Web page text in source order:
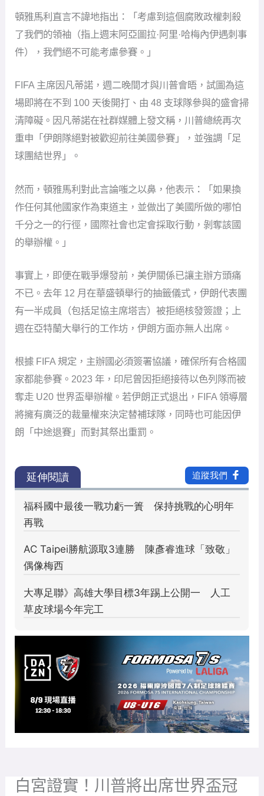
頓雅馬利直言不諱地指出：「考慮到這個腐敗政權刺殺
了我們的領袖（指上週末阿亞圖拉·阿里·哈梅內伊遇刺事
件），我們絕不可能考慮參賽。」
FIFA 主席因凡蒂諾，週二晚間才與川普會晤，試圖為這
場即將在不到 100 天後開打、由 48 支球隊參與的盛會掃
清障礙。因凡蒂諾在社群媒體上發文稱，川普總統再次
重申「伊朗隊絕對被歡迎前往美國參賽」，並強調「足
球團結世界」。
然而，頓雅馬利對此言論嗤之以鼻，他表示：「如果換
作任何其他國家作為東道主，並做出了美國所做的哪怕
千分之一的行徑，國際社會也定會採取行動，剝奪該國
的舉辦權。」
事實上，即便在戰爭爆發前，美伊關係已讓主辦方頭痛
不已。去年 12 月在華盛頓舉行的抽籤儀式，伊朗代表團
有一半成員（包括足協主席塔吉）被拒絕核發簽證；上
週在亞特蘭大舉行的工作坊，伊朗方面亦無人出席。
根據 FIFA 規定，主辦國必須簽署協議，確保所有合格國
家都能參賽。2023 年，印尼曾因拒絕接待以色列隊而被
奪走 U20 世界盃舉辦權。若伊朗正式退出，FIFA 領導層
將擁有廣泛的裁量權來決定替補球隊，同時也可能因伊
朗「中途退賽」而對其祭出重罰。
白宮證實！川普將出席世界盃冠